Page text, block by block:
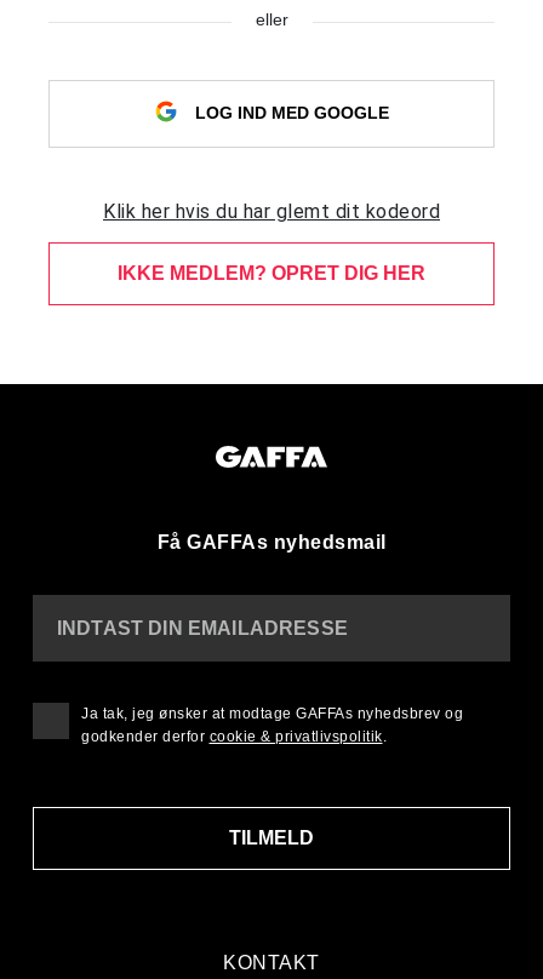
eller
LOG IND MED GOOGLE
Klik her hvis du har glemt dit kodeord
IKKE MEDLEM? OPRET DIG HER
Få GAFFAs nyhedsmail
KONTAKT
INDTAST DIN EMAILADRESSE
TILMELD
Ja tak, jeg ønsker at modtage GAFFAs nyhedsbrev og
godkender derfor cookie & privatlivspolitik